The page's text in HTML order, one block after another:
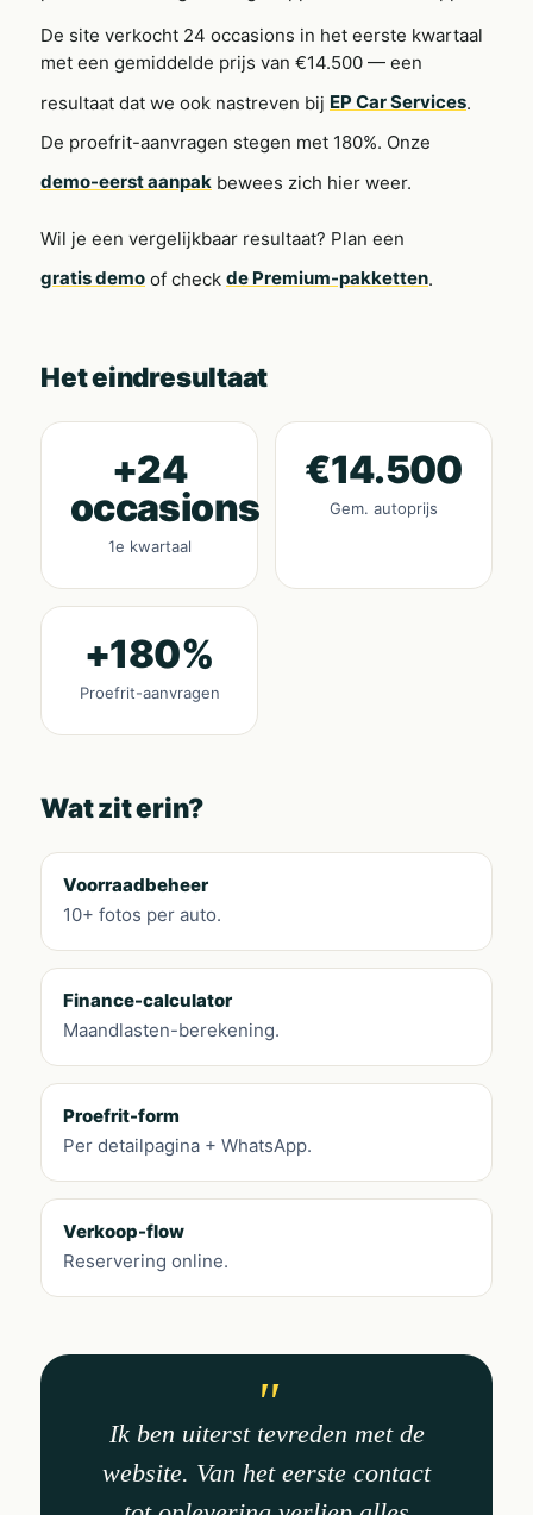
De site verkocht 24 occasions in het eerste kwartaal
met een gemiddelde prijs van €14.500 — een
resultaat dat we ook nastreven bij EP Car Services.
De proefrit-aanvragen stegen met 180%. Onze
demo-eerst aanpak bewees zich hier weer.
Wil je een vergelijkbaar resultaat? Plan een
gratis demo of check de Premium-pakketten.
Het eindresultaat
+24
occasions
1e kwartaal
€14.500
Gem. autoprijs
+180%
Proefrit-aanvragen
Wat zit erin?
Voorraadbeheer
10+ fotos per auto.
Finance-calculator
Maandlasten-berekening.
Proefrit-form
Per detailpagina + WhatsApp.
Verkoop-flow
Reservering online.
Ik ben uiterst tevreden met de
website. Van het eerste contact